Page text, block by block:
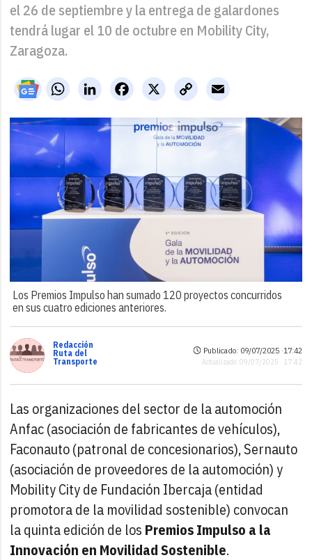
el 26 de septiembre y la entrega de galardones
tendrá lugar el 10 de octubre en Mobility City,
Zaragoza.
WhatsAppLinkedIn X
Facebook
Copy
Link
Email
Los Premios Impulso han sumado 120 proyectos concurridos
en sus cuatro ediciones anteriores.
Redacción
Ruta del
Transporte
Publicado: 09/07/2025 ·17:42
Actualizado: 09/07/2025 · 17:42
Las organizaciones del sector de la automoción
Anfac (asociación de fabricantes de vehículos),
Faconauto (patronal de concesionarios), Sernauto
(asociación de proveedores de la automoción) y
Mobility City de Fundación Ibercaja (entidad
promotora de la movilidad sostenible) convocan
la quinta edición de los Premios Impulso a la
Innovación en Movilidad Sostenible.